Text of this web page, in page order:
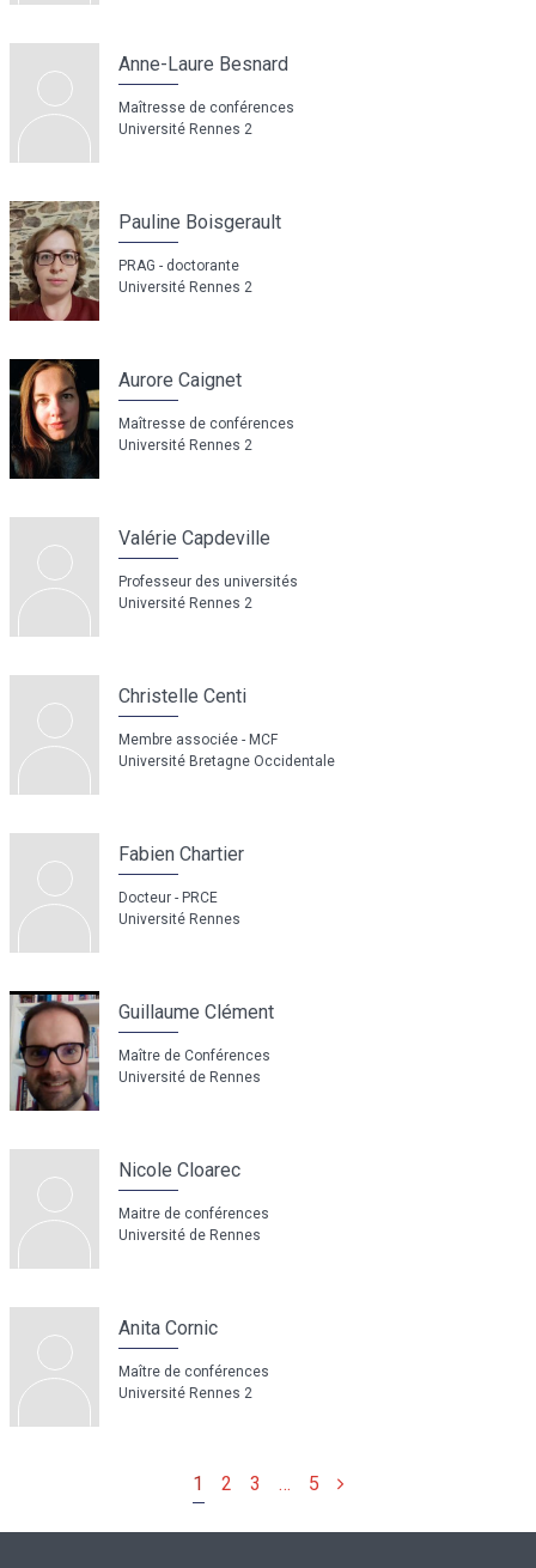
Anne-Laure Besnard
Maîtresse de conférences
Université Rennes 2
Pauline Boisgerault
PRAG - doctorante
Université Rennes 2
Aurore Caignet
Maîtresse de conférences
Université Rennes 2
Valérie Capdeville
Professeur des universités
Université Rennes 2
Christelle Centi
Membre associée - MCF
Université Bretagne Occidentale
Fabien Chartier
Docteur - PRCE
Université Rennes
Guillaume Clément
Maître de Conférences
Université de Rennes
Nicole Cloarec
Maitre de conférences
Université de Rennes
Anita Cornic
Maître de conférences
Université Rennes 2
1 2 3 … 5 Suivant